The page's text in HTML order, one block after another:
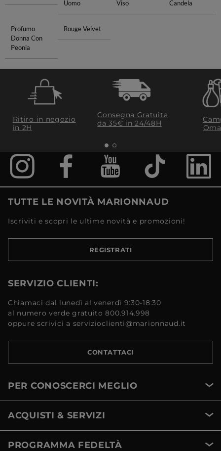
Uomo
Viso
Candela
Profumo
Donna Con
Peonia
Rouge Velvet
Ritiro in negozio
in 2H
Consegna Gratuita
da 35€​ in 24/48H
TUTTE LE NOVITÀ MARIONNAUD
Iscriviti e scopri le ultime novità e promozioni!
REGISTRATI
SERVIZIO CLIENTI:
Chiamaci dal lunedì al venerdì 9:30-18:30
al numero verde gratuito 800.914.998
oppure scrivici a servizioclienti@marionnaud.it
CONTATTACI
PER CONOSCERCI MEGLIO
ACQUISTI & SERVIZI
PROGRAMMA FEDELTÀ